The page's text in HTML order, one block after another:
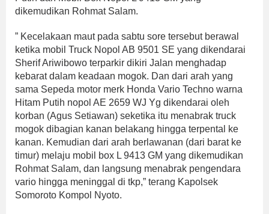
dikemudikan Rohmat Salam.
” Kecelakaan maut pada sabtu sore tersebut berawal
ketika mobil Truck Nopol AB 9501 SE yang dikendarai
Sherif Ariwibowo terparkir dikiri Jalan menghadap
kebarat dalam keadaan mogok. Dan dari arah yang
sama Sepeda motor merk Honda Vario Techno warna
Hitam Putih nopol AE 2659 WJ Yg dikendarai oleh
korban (Agus Setiawan) seketika itu menabrak truck
mogok dibagian kanan belakang hingga terpental ke
kanan. Kemudian dari arah berlawanan (dari barat ke
timur) melaju mobil box L 9413 GM yang dikemudikan
Rohmat Salam, dan langsung menabrak pengendara
vario hingga meninggal di tkp,” terang Kapolsek
Somoroto Kompol Nyoto.